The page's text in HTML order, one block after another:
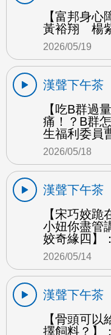
【富邦身心
黃裕翔 楊
2026/05/19
漢聲下午茶
【吃B群過
痛！？B群
生福利委員
2026/05/18
漢聲下午茶
【宋巧姣
小妞你盡管
姣奇緣四】
2026/05/14
漢聲下午茶
【骨頭可
擇飼料？】